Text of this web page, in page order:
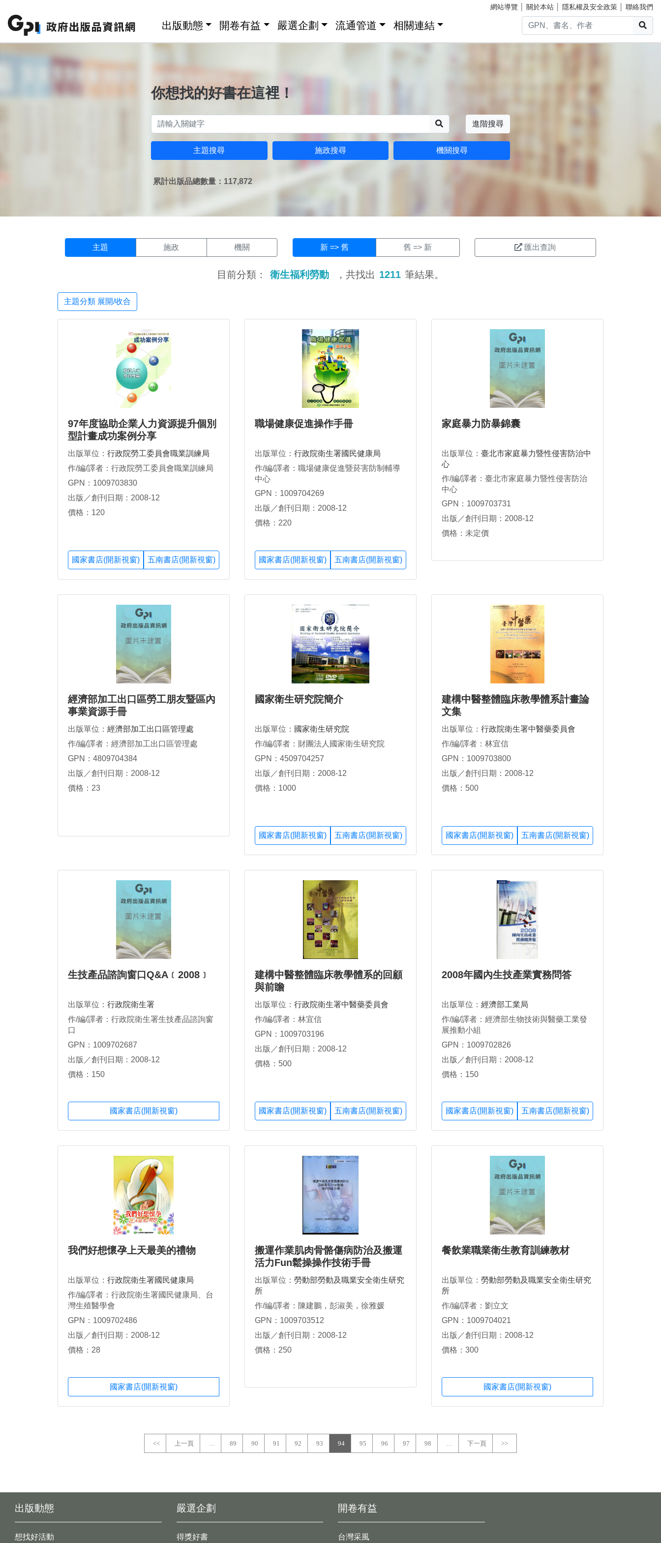
網站導覽 關於本站 隱私權及安全政策 聯絡我們
出版動態 開卷有益 嚴選企劃 流通管道 相關連結
你想找的好書在這裡！
進階搜尋
主題搜尋 施政搜尋 機關搜尋
累計出版品總數量：117,872
主題 施政 機關 新 => 舊 舊 => 新 匯出查詢
目前分類： 衛生福利勞動 ，共找出 1211 筆結果。
主題分類 展開/收合
97年度協助企業人力資源提升個別
型計畫成功案例分享
出版單位： 行政院勞工委員會職業訓練局
作/編/譯者：行政院勞工委員會職業訓練局
GPN：1009703830
出版／創刊日期：2008-12
價格：120
國家書店(開新視窗) 五南書店(開新視窗)
職場健康促進操作手冊
出版單位： 行政院衛生署國民健康局
作/編/譯者：職場健康促進暨菸害防制輔導
中心
GPN：1009704269
出版／創刊日期：2008-12
價格：220
國家書店(開新視窗) 五南書店(開新視窗)
家庭暴力防暴錦囊
出版單位： 臺北市家庭暴力暨性侵害防治中
心
作/編/譯者：臺北市家庭暴力暨性侵害防治
中心
GPN：1009703731
出版／創刊日期：2008-12
價格：未定價
經濟部加工出口區勞工朋友暨區內
事業資源手冊
出版單位： 經濟部加工出口區管理處
作/編/譯者：經濟部加工出口區管理處
GPN：4809704384
出版／創刊日期：2008-12
價格：23
國家衛生研究院簡介
出版單位： 國家衛生研究院
作/編/譯者：財團法人國家衛生研究院
GPN：4509704257
出版／創刊日期：2008-12
價格：1000
國家書店(開新視窗) 五南書店(開新視窗)
建構中醫整體臨床教學體系計畫論
文集
出版單位： 行政院衛生署中醫藥委員會
作/編/譯者：林宜信
GPN：1009703800
出版／創刊日期：2008-12
價格：500
國家書店(開新視窗) 五南書店(開新視窗)
生技產品諮詢窗口Q&A﹝2008﹞
出版單位： 行政院衛生署
作/編/譯者：行政院衛生署生技產品諮詢窗
口
GPN：1009702687
出版／創刊日期：2008-12
價格：150
國家書店(開新視窗)
建構中醫整體臨床教學體系的回顧
與前瞻
出版單位： 行政院衛生署中醫藥委員會
作/編/譯者：林宜信
GPN：1009703196
出版／創刊日期：2008-12
價格：500
國家書店(開新視窗) 五南書店(開新視窗)
2008年國內生技產業實務問答
出版單位： 經濟部工業局
作/編/譯者：經濟部生物技術與醫藥工業發
展推動小組
GPN：1009702826
出版／創刊日期：2008-12
價格：150
國家書店(開新視窗) 五南書店(開新視窗)
我們好想懷孕上天最美的禮物
出版單位： 行政院衛生署國民健康局
作/編/譯者：行政院衛生署國民健康局、台
灣生殖醫學會
GPN：1009702486
出版／創刊日期：2008-12
價格：28
國家書店(開新視窗)
搬運作業肌肉骨骼傷病防治及搬運
活力Fun鬆操操作技術手冊
出版單位： 勞動部勞動及職業安全衛生研究
所
作/編/譯者：陳建鵬，彭淑美，徐雅媛
GPN：1009703512
出版／創刊日期：2008-12
價格：250
餐飲業職業衛生教育訓練教材
出版單位： 勞動部勞動及職業安全衛生研究
所
作/編/譯者：劉立文
GPN：1009704021
出版／創刊日期：2008-12
價格：300
國家書店(開新視窗)
<< 上一頁 89 90 91 92 93 94 95 96 97 98 下一頁 >>
出版動態
想找好活動
開卷有益
台灣采風
嚴選企劃
得獎好書